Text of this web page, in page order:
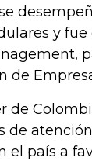
y
de
de
de
país a